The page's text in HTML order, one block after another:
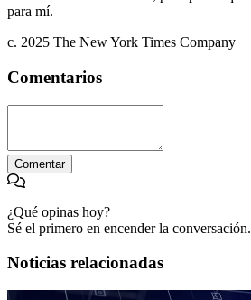
para mí.
c. 2025 The New York Times Company
Comentarios
Comentar
¿Qué opinas hoy?
Sé el primero en encender la conversación.
Noticias relacionadas